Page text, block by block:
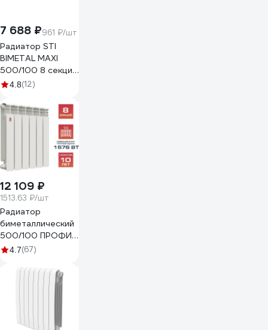
7 688 ₽961 ₽/шт
Радиатор STI
BIMETAL MAXI
500/100 8 секций
ТТ000014708
4.8(12)
12 109 ₽
1513.63 ₽/шт
Радиатор
биметаллический
500/100 ПРОФИ
8 секций 1576 Вт
4.7(67)